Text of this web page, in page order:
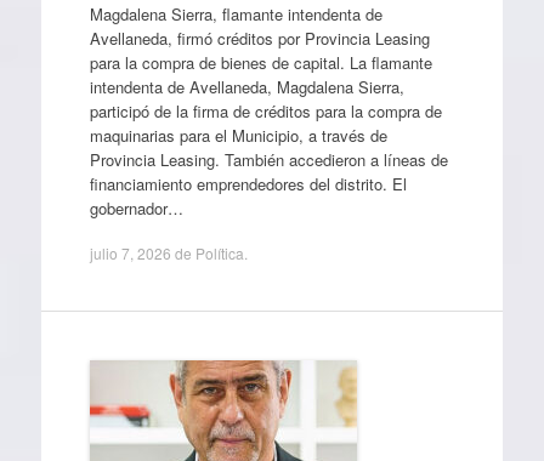
Magdalena Sierra, flamante intendenta de
Avellaneda, firmó créditos por Provincia Leasing
para la compra de bienes de capital. La flamante
intendenta de Avellaneda, Magdalena Sierra,
participó de la firma de créditos para la compra de
maquinarias para el Municipio, a través de
Provincia Leasing. También accedieron a líneas de
financiamiento emprendedores del distrito. El
gobernador…
julio 7, 2026 de Política